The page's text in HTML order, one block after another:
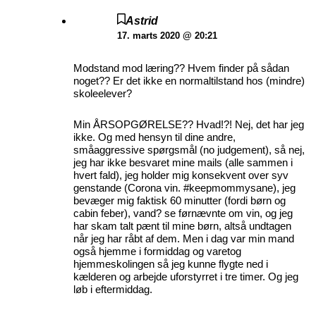
Astrid
17. marts 2020 @ 20:21
Modstand mod læring?? Hvem finder på sådan
noget?? Er det ikke en normaltilstand hos (mindre)
skoleelever?
Min ÅRSOPGØRELSE?? Hvad!?! Nej, det har jeg
ikke. Og med hensyn til dine andre,
småaggressive spørgsmål (no judgement), så nej,
jeg har ikke besvaret mine mails (alle sammen i
hvert fald), jeg holder mig konsekvent over syv
genstande (Corona vin. #keepmommysane), jeg
bevæger mig faktisk 60 minutter (fordi børn og
cabin feber), vand? se førnævnte om vin, og jeg
har skam talt pænt til mine børn, altså undtagen
når jeg har råbt af dem. Men i dag var min mand
også hjemme i formiddag og varetog
hjemmeskolingen så jeg kunne flygte ned i
kælderen og arbejde uforstyrret i tre timer. Og jeg
løb i eftermiddag.